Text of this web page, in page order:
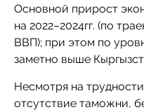
Основной прирост
на 2022–2024гг. (по
ВВП); при этом по
заметно выше
Несмотря на
отсутствие таможни,